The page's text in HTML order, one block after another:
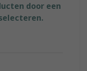
door een